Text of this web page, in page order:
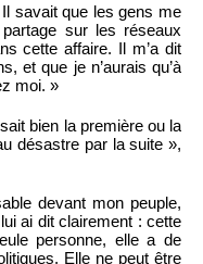
savait que les gens me
sur les réseaux
cette affaire. Il m’a dit
et que je n’aurais qu’à
moi. »
bien la première ou la
désastre par la suite »,
devant mon peuple,
ai dit clairement : cette
personne, elle a de
Elle ne peut être